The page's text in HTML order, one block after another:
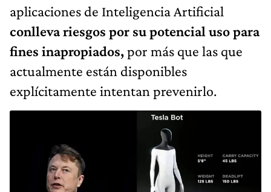
aplicaciones de Inteligencia Artificial
conlleva riesgos por su potencial uso para
fines inapropiados,por más que las que
actualmente están disponibles
explícitamente intentan prevenirlo.